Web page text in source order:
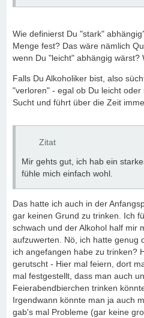
Wie definierst Du "stark"
Menge fest? Das wäre nämlich
wenn Du "leicht" abhängig wärst?
Falls Du Alkoholiker bist, also
"verloren" - egal ob Du leicht
Sucht und führt über die Zeit
Zitat
Mir gehts gut, ich hab ein
fühle mich einfach wohl.
Das hatte ich auch in der
gar keinen Grund zu trinken. Ich
schwach und der Alkohol half mir
aufzuwerten. Nö, ich hatte genug
ich angefangen habe zu trinken?
gerutscht - Hier mal feiern, dort
mal festgestellt, dass man auch
Feierabendbierchen trinken
Irgendwann könnte man ja auch
gab's mal Probleme (gar keine